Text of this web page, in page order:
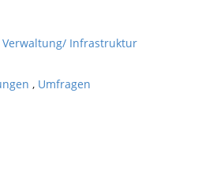
Verwaltung/ Infrastruktur
, Umfragen